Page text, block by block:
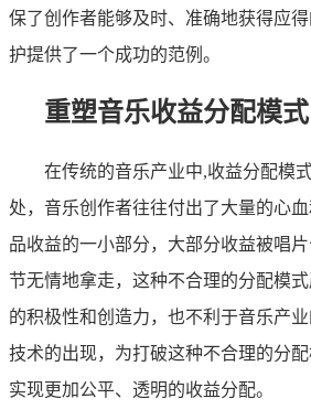
保了创作者能够及时、准确地获得应
护提供了一个成功的范例。
重塑音乐收益分配模式
在传统的音乐产业中,收益分配模
处，音乐创作者往往付出了大量的心
品收益的一小部分，大部分收益被唱
节无情地拿走，这种不合理的分配模
的积极性和创造力，也不利于音乐产
技术的出现，为打破这种不合理的分
实现更加公平、透明的收益分配。